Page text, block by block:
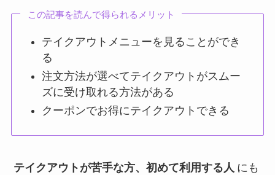
この記事を読んで得られるメリット
テイクアウトメニューを見ることができ
る
注文方法が選べてテイクアウトがスムー
ズに受け取れる方法がある
クーポンでお得にテイクアウトできる
テイクアウトが苦手な方、初めて利用する人 にも